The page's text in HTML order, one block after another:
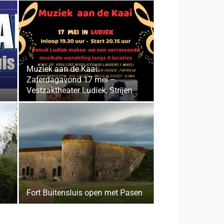
Muziek aan de Kaai:
Zaterdagavond 17 mei –
Vestzaktheater Ludiek, Strijen
Fort Buitensluis open met Pasen